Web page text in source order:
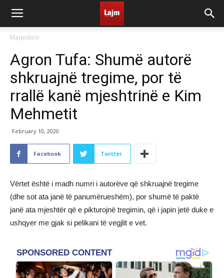
Maqedoni
Agron Tufa: Shumë autorë
shkruajnë tregime, por të
rrallë kanë mjeshtrinë e Kim
Mehmetit
February 10, 2020
Facebook Twitter
Vërtet është i madh numri i autorëve që shkruajnë tregime
(dhe sot ata janë të panumërueshëm), por shumë të paktë
janë ata mjeshtër që e pikturojnë tregimin, që i japin jetë duke e
ushqyer me gjak si pelikani të vegjlit e vet.